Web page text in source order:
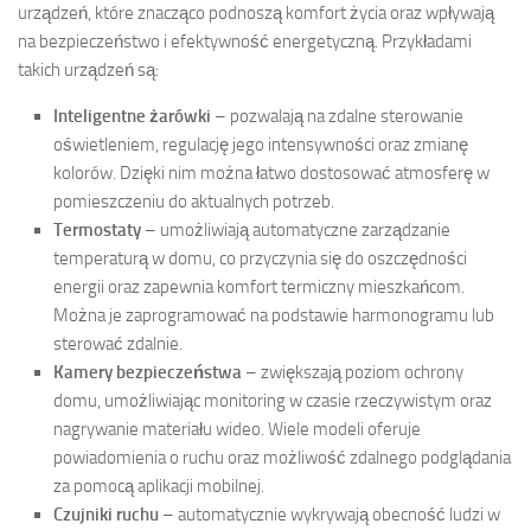
urządzeń, które znacząco podnoszą komfort życia oraz wpływają
na bezpieczeństwo i efektywność energetyczną. Przykładami
takich urządzeń są:
Inteligentne żarówki – pozwalają na zdalne sterowanie
oświetleniem, regulację jego intensywności oraz zmianę
kolorów. Dzięki nim można łatwo dostosować atmosferę w
pomieszczeniu do aktualnych potrzeb.
Termostaty – umożliwiają automatyczne zarządzanie
temperaturą w domu, co przyczynia się do oszczędności
energii oraz zapewnia komfort termiczny mieszkańcom.
Można je zaprogramować na podstawie harmonogramu lub
sterować zdalnie.
Kamery bezpieczeństwa – zwiększają poziom ochrony
domu, umożliwiając monitoring w czasie rzeczywistym oraz
nagrywanie materiału wideo. Wiele modeli oferuje
powiadomienia o ruchu oraz możliwość zdalnego podglądania
za pomocą aplikacji mobilnej.
Czujniki ruchu – automatycznie wykrywają obecność ludzi w